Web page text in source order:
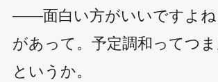
――面白い方がいいですよね
があって。予定調和ってつ
というか。